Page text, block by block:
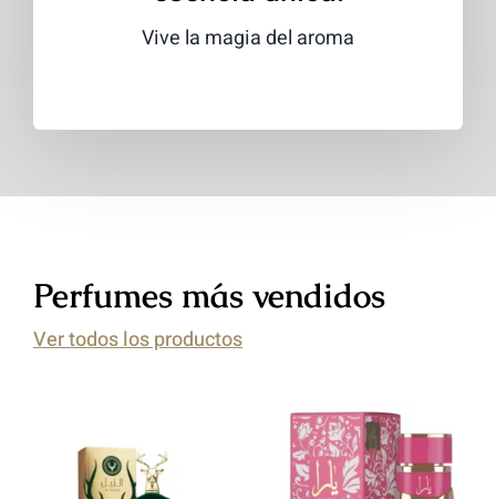
Vive la magia del aroma
Perfumes más vendidos
Ver todos los productos
Add to cart
Add to cart